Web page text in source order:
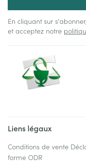
En cliquant sur
et acceptez notre
Liens légaux
Conditions de vente
forme ODR